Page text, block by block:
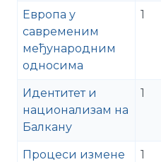
Европа у
савременим
међународним
односима
1
Идентитет и
национализам на
Балкану
1
Процеси измене
1